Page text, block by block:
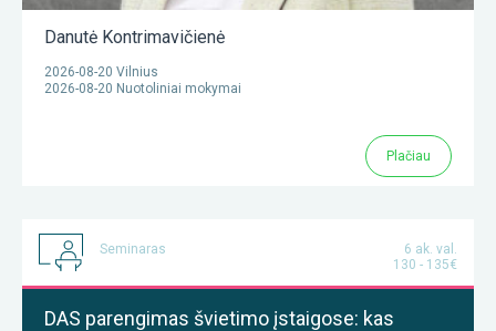
Danutė Kontrimavičienė
2026-08-20 Vilnius
2026-08-20 Nuotoliniai mokymai
Plačiau
Seminaras
6 ak. val.
130 - 135€
DAS parengimas švietimo įstaigose: kas